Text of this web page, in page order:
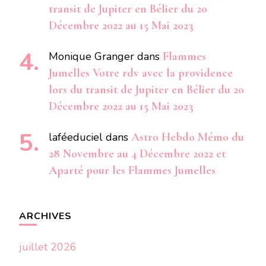
transit de Jupiter en Bélier du 20
Décembre 2022 au 15 Mai 2023
Monique Granger dans Flammes
Jumelles Votre rdv avec la providence
lors du transit de Jupiter en Bélier du 20
Décembre 2022 au 15 Mai 2023
laféeduciel dans Astro Hebdo Mémo du
28 Novembre au 4 Décembre 2022 et
Aparté pour les Flammes Jumelles
ARCHIVES
juillet 2026